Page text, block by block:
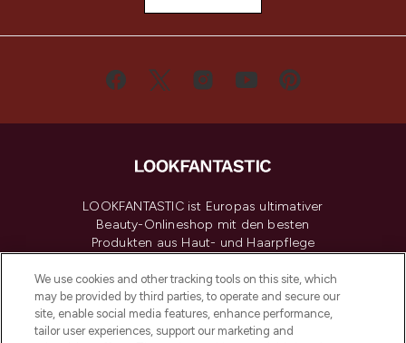
LOOKFANTASTIC ist Europas ultimativer
Beauty-Onlineshop mit den besten
Produkten aus Haut- und Haarpflege
renommierten Marken. Shoppe online
oder über die App mit kostenloser
Lieferung ab einem Einkaufswert von 30€.
We use cookies and other tracking tools on this site, which
may be provided by third parties, to operate and secure our
site, enable social media features, enhance performance,
tailor user experiences, support our marketing and